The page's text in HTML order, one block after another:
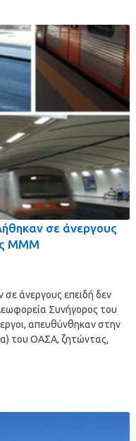
σε άνεργους
ΜΜΜ
άνεργους επειδή δεν
Συνήγορος του
απευθύνθηκαν στην
του ΟΑΣΑ, ζητώντας,